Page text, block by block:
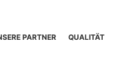
PARTNER QUALITÄT